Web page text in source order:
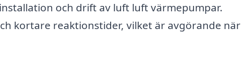
och drift av luft luft värmepumpar.
kortare reaktionstider, vilket är avgörande när